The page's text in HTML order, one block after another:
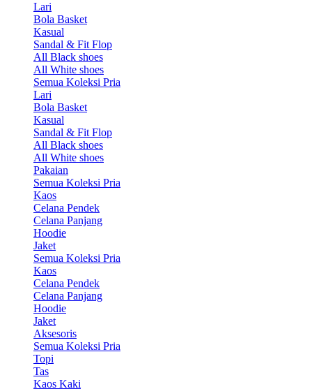
Lari
Bola Basket
Kasual
Sandal & Fit Flop
All Black shoes
All White shoes
Semua Koleksi Pria
Lari
Bola Basket
Kasual
Sandal & Fit Flop
All Black shoes
All White shoes
Pakaian
Semua Koleksi Pria
Kaos
Celana Pendek
Celana Panjang
Hoodie
Jaket
Semua Koleksi Pria
Kaos
Celana Pendek
Celana Panjang
Hoodie
Jaket
Aksesoris
Semua Koleksi Pria
Topi
Tas
Kaos Kaki